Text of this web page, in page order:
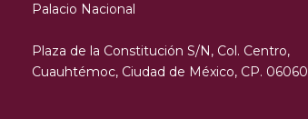
Palacio Nacional
Plaza de la Constitución S/N, Col. Centro,
Cuauhtémoc, Ciudad de México, CP. 06060